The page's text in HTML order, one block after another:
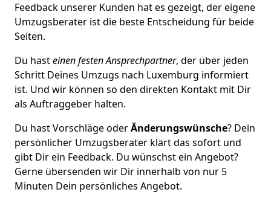
Feedback unserer Kunden hat es gezeigt, der eigene
Umzugsberater ist die beste Entscheidung für beide
Seiten.
Du hasteinen festen Ansprechpartner, der über jeden
Schritt Deines Umzugs nach Luxemburg informiert
ist. Und wir können so den direkten Kontakt mit Dir
als Auftraggeber halten.
Du hast Vorschläge oderÄnderungswünsche? Dein
persönlicher Umzugsberater klärt das sofort und
gibt Dir ein Feedback. Du wünschst ein Angebot?
Gerne übersenden wir Dir innerhalb von nur 5
Minuten Dein persönliches Angebot.